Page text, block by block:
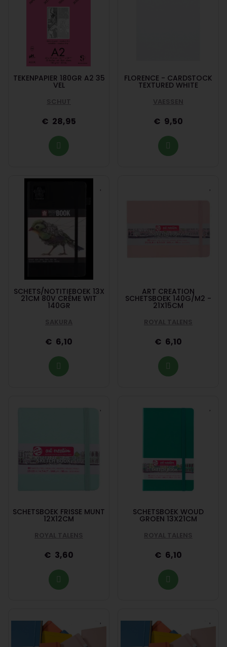
TEKENPAPIER 180GR A2 35
VEL
SCHUT
28,95
FLORENCE - CARDSTOCK
TEXTURED WHITE
VAESSEN
9,50
SCHETS/NOTITIEBOEK 13X
21CM 80V CRÈME WIT
140GR
SAKURA
6,10
ART CREATION
SCHETSBOEK 140G/M2 -
21X15CM
ROYAL TALENS
6,10
SCHETSBOEK FRISSE MUNT
12X12CM
ROYAL TALENS
3,60
SCHETSBOEK WOUD
GROEN 13X21CM
ROYAL TALENS
6,10